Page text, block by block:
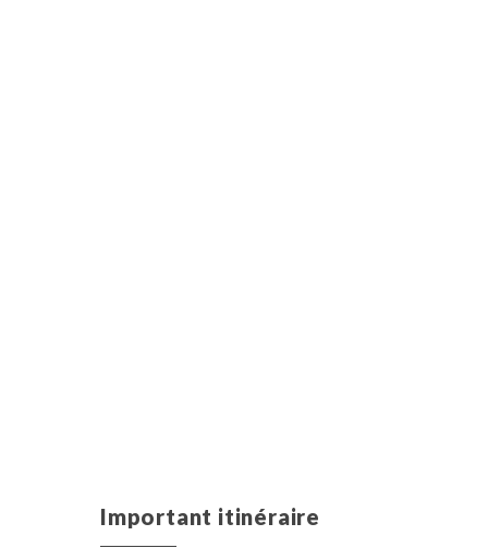
Important itinéraire